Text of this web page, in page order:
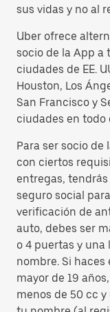
sus vidas y no al
Uber ofrece
socio de la App a
ciudades de EE.
Houston, Los
San Francisco y
ciudades en todo
Para ser socio
con ciertos
entregas,
seguro social
verificación de
auto, debes ser
o 4 puertas y
nombre. Si haces
mayor de 19
menos de 50 cc